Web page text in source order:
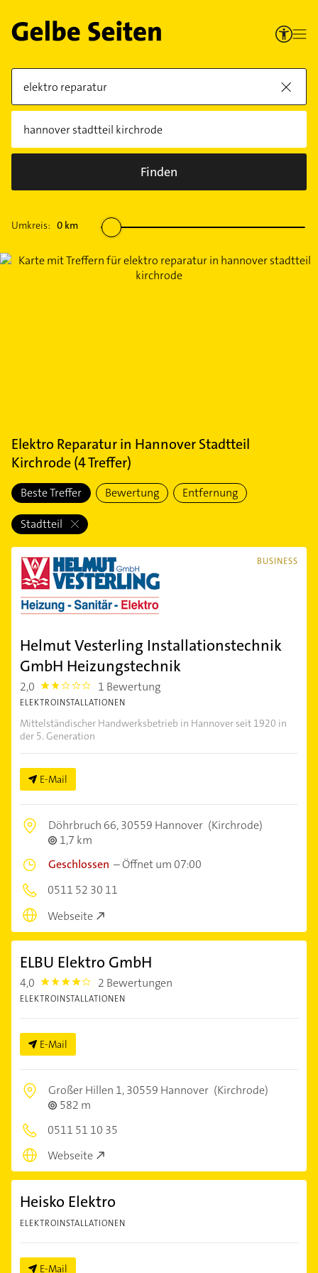
Finden
Umkreis: 0 km
Elektro Reparaturin Hannover Stadtteil
Kirchrode(4Treffer)
Beste Treffer Bewertung Entfernung
Stadtteil
BUSINESS
Helmut Vesterling Installationstechnik
GmbH Heizungstechnik
2,0 2.0 1 Bewertung
ELEKTROINSTALLATIONEN
Mittelständischer Handwerksbetrieb in Hannover seit 1920 in
der 5. Generation
E-Mail
Döhrbruch 66,30559 Hannover (Kirchrode)
1,7 km
Geschlossen –Öffnet um 07:00
0511 52 30 11
Webseite
ELBU Elektro GmbH
4,0 4.0 2 Bewertungen
ELEKTROINSTALLATIONEN
E-Mail
Großer Hillen 1,30559 Hannover (Kirchrode)
582 m
0511 51 10 35
Webseite
Heisko Elektro
ELEKTROINSTALLATIONEN
E-Mail